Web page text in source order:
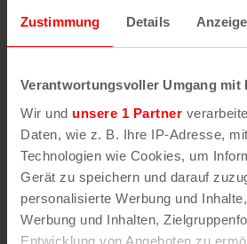
Zustimmung Details
Verantwortungsvoller Umgang mit
Wir und unsere 1 Partner
Daten, wie z. B. Ihre IP-Adresse,
Technologien wie Cookies, um
Gerät zu speichern und darauf
personalisierte Werbung und
Werbung und Inhalten,
Entwicklung von Angeboten zu
Darstellung des RVR-
erhältst Du unsere koeln.de-
weiteren Details wie z.B.
Unser Stadtplan basiert auf
OpenStreetMap
-Projekts (
©
Mitwirkende
) und von